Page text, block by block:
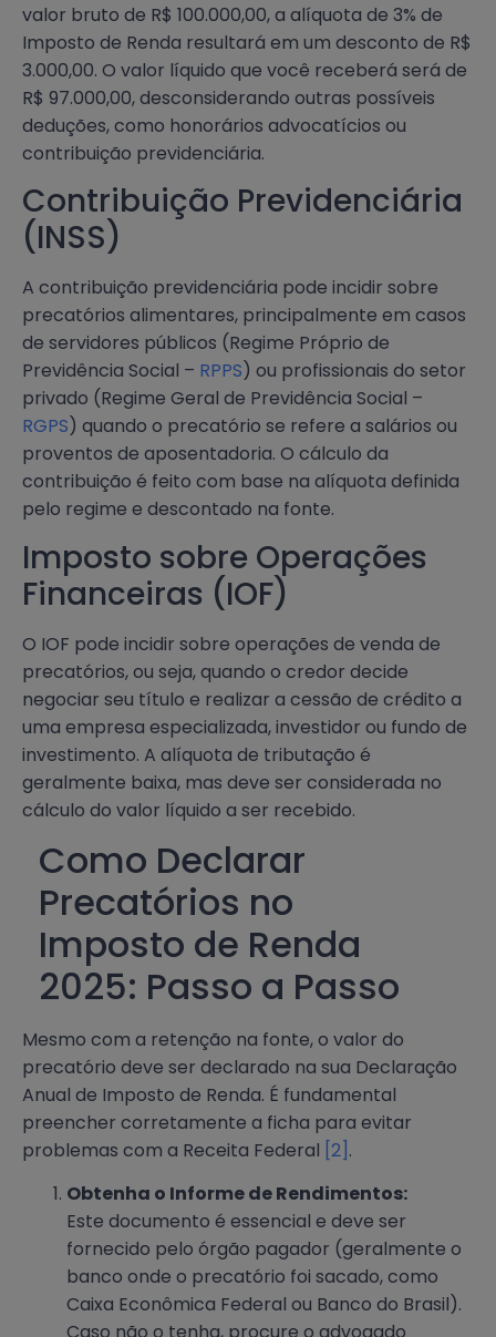
valor bruto de R$ 100.000,00, a alíquota de 3% de
Imposto de Renda resultará em um desconto de R$
3.000,00. O valor líquido que você receberá será de
R$ 97.000,00, desconsiderando outras possíveis
deduções, como honorários advocatícios ou
contribuição previdenciária.
Contribuição Previdenciária
(INSS)
A contribuição previdenciária pode incidir sobre
precatórios alimentares, principalmente em casos
de servidores públicos (Regime Próprio de
Previdência Social – RPPS) ou profissionais do setor
privado (Regime Geral de Previdência Social –
RGPS) quando o precatório se refere a salários ou
proventos de aposentadoria. O cálculo da
contribuição é feito com base na alíquota definida
pelo regime e descontado na fonte.
Imposto sobre Operações
Financeiras (IOF)
O IOF pode incidir sobre operações de venda de
precatórios, ou seja, quando o credor decide
negociar seu título e realizar a cessão de crédito a
uma empresa especializada, investidor ou fundo de
investimento. A alíquota de tributação é
geralmente baixa, mas deve ser considerada no
cálculo do valor líquido a ser recebido.
Como Declarar
Precatórios no
Imposto de Renda
2025: Passo a Passo
Mesmo com a retenção na fonte, o valor do
precatório deve ser declarado na sua Declaração
Anual de Imposto de Renda. É fundamental
preencher corretamente a ficha para evitar
problemas com a Receita Federal [2] .
Obtenha o Informe de Rendimentos:
Este documento é essencial e deve ser
fornecido pelo órgão pagador (geralmente o
banco onde o precatório foi sacado, como
Caixa Econômica Federal ou Banco do Brasil).